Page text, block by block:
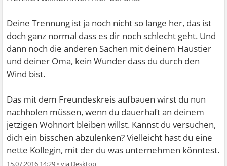
Deine Trennung ist ja noch nicht so lange her, das ist
doch ganz normal dass es dir noch schlecht geht. Und
dann noch die anderen Sachen mit deinem Haustier
und deiner Oma, kein Wunder dass du durch den
Wind bist.
Das mit dem Freundeskreis aufbauen wirst du nun
nachholen müssen, wenn du dauerhaft an deinem
jetzigen Wohnort bleiben willst. Kannst du versuchen,
dich ein bisschen abzulenken? Vielleicht hast du eine
nette Kollegin, mit der du was unternehmen könntest.
15.07.2016 14:29 •